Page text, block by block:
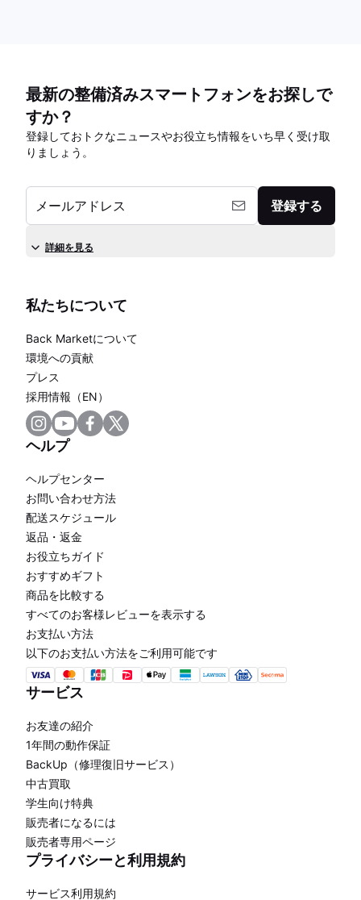
最新の整備済みスマートフォンをお探しで
すか？
登録しておトクなニュースやお役立ち情報をいち早く受け取
りましょう。
メールアドレス 登録する
詳細を見る
私たちについて
Back Marketについて
環境への貢献
プレス
採用情報（EN）
ヘルプ
ヘルプセンター
お問い合わせ方法
配送スケジュール
返品・返金
お役立ちガイド
おすすめギフト
商品を比較する
すべてのお客様レビューを表示する
お支払い方法
以下のお支払い方法をご利用可能です
サービス
お友達の紹介
1年間の動作保証
BackUp（修理復旧サービス）
中古買取
学生向け特典
販売者になるには
販売者専用ページ
プライバシーと利用規約
サービス利用規約